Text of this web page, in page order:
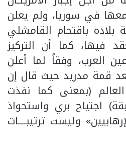
في سوريا، ولم يعلن
باقتحام القامشلي
فيها، كما أن التركيز
العرب، وفقاً لما أعلن
قمة مدريد حيث قال إن
(بمعنى كما نفذت
اجتياح بري واستحواذ
وليست ترتيبــــات